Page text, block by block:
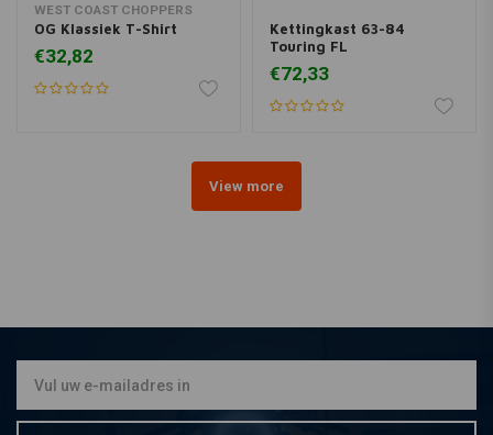
WEST COAST CHOPPERS
OG Klassiek T-Shirt
€32,82
Kettingkast 63-84
Touring FL
€72,33
View more